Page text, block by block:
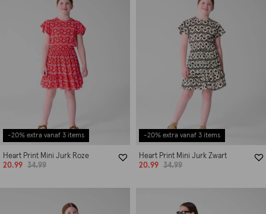
-20% extra vanaf 3 items
Heart Print Mini Jurk Roze
20.99
34.99
-20% extra vanaf 3 items
Heart Print Mini Jurk Zwart
20.99
34.99